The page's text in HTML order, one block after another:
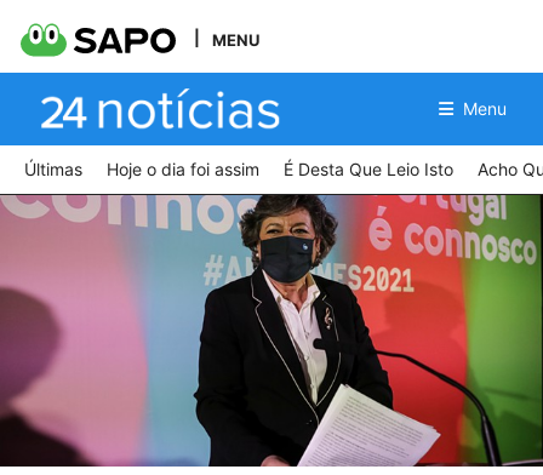
MENU
Menu
Últimas Hoje o dia foi assim É Desta Que Leio Isto Acho